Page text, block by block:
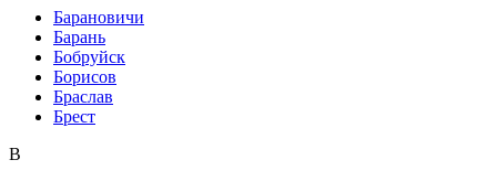
Барановичи
Барань
Бобруйск
Борисов
Браслав
Брест
В